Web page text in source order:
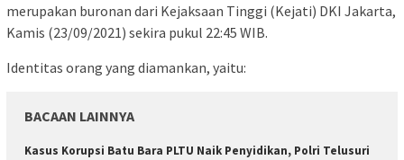
merupakan buronan dari Kejaksaan Tinggi (Kejati) DKI Jakarta,
Kamis (23/09/2021) sekira pukul 22:45 WIB.
Identitas orang yang diamankan, yaitu:
BACAAN LAINNYA
Kasus Korupsi Batu Bara PLTU Naik Penyidikan, Polri Telusuri